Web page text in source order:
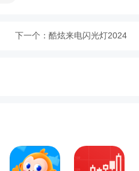
软件还能深度的编辑照
准的照片尺寸，一键使
件对证件照的要求非常
就来智能电子证件照相
了非常专业的证件照拍
颜色都可以自由轻松选
下一个： 酷炫来电闪光灯2024